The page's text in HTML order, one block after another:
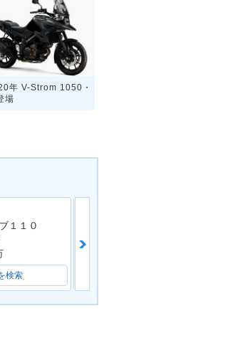
年 V-Strom 1050・
場
１１０
検索